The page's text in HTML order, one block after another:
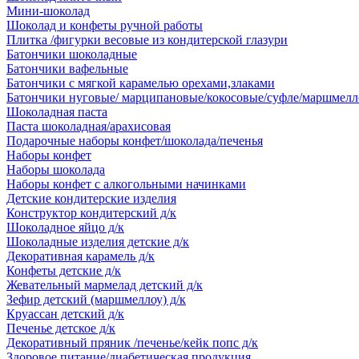
Мини-шоколад
Шоколад и конфеты ручной работы
Плитка /фигурки весовые из кондитерской глазури
Батончики шоколадные
Батончики вафельные
Батончики с мягкой карамелью орехами,злаками
Батончики нуговые/ марципановые/кокосовые/суфле/
Шоколадная паста
Паста шоколадная/арахисовая
Подарочные наборы конфет/шоколада/печенья
Наборы конфет
Наборы шоколада
Наборы конфет с алкогольными начинками
Детские кондитерские изделия
Конструктор кондитерский д/к
Шоколадное яйцо д/к
Шоколадные изделия детские д/к
Декоративная карамель д/к
Конфеты детские д/к
Жевательный мармелад детский д/к
Зефир детский (маршмеллоу) д/к
Круассан детский д/к
Печенье детское д/к
Декоративный пряник /печенье/кейк попс д/к